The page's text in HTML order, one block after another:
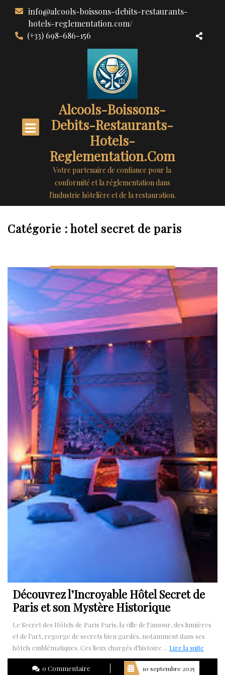
contenu
info@alcools-boissons-debits-restaurants-
hotels-reglementation.com/
(+33) 698-686-156
Alcools-Boissons-
Debits-Restaurants-
Hotels-
Reglementation.com
Votre partenaire de confiance pour la
conformité et la réglementation dans
l'industrie hôtelière et de la restauration.
Catégorie : hotel secret de paris
Découvrez l’Incroyable Hôtel Secret de
Paris et son Mystère Historique
Le Secret des Hôtels de Paris Paris, la ville de l’amour, des lumières
et de l’art, regorge de secrets bien gardés, notamment dans ses
hôtels emblématiques. Ces lieux chargés d’histoire ... Lire la suite
la
0 Commentaire 10 septembre 2025